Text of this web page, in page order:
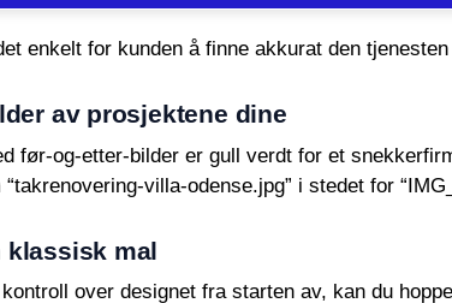
enkelt for kunden å finne akkurat den
av prosjektene dine
før-og-etter-bilder er gull verdt for et
villa-odense.jpg” i stedet for
klassisk mal
over designet fra starten av, kan du